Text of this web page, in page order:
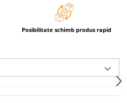
Posibilitate schimb produs rapid